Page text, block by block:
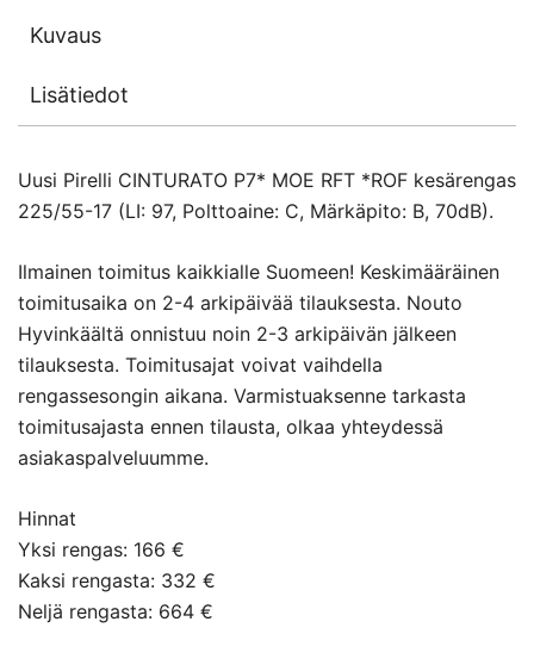
Kuvaus
Lisätiedot
Uusi Pirelli CINTURATO P7* MOE RFT *ROF kesärengas
225/55-17 (LI: 97, Polttoaine: C, Märkäpito: B, 70dB).
Ilmainen toimitus kaikkialle Suomeen! Keskimääräinen
toimitusaika on 2-4 arkipäivää tilauksesta. Nouto
Hyvinkäältä onnistuu noin 2-3 arkipäivän jälkeen
tilauksesta. Toimitusajat voivat vaihdella
rengassesongin aikana. Varmistuaksenne tarkasta
toimitusajasta ennen tilausta, olkaa yhteydessä
asiakaspalveluumme.
Hinnat
Yksi rengas: 166 €
Kaksi rengasta: 332 €
Neljä rengasta: 664 €